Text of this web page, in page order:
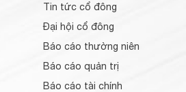
Tin tức cổ đông
Đại hội cổ đông
Báo cáo thường niên
Báo cáo quản trị
Báo cáo tài chính